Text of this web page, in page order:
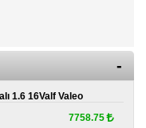
1.6 16Valf Valeo
7758.75